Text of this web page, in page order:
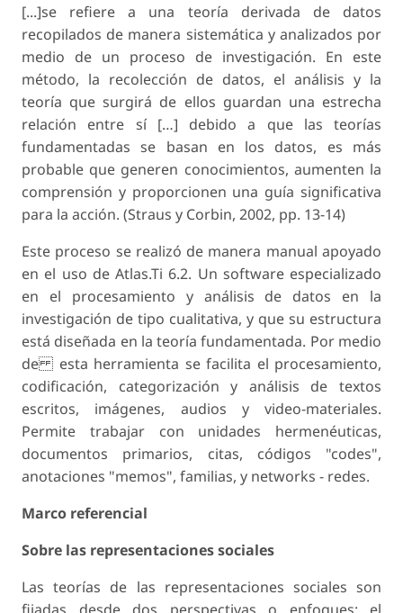
[...]se refiere a una teoría derivada de datos
recopilados de manera sistemática y analizados por
medio de un proceso de investigación. En este
método, la recolección de datos, el análisis y la
teoría que surgirá de ellos guardan una estrecha
relación entre sí […] debido a que las teorías
fundamentadas se basan en los datos, es más
probable que generen conocimientos, aumenten la
comprensión y proporcionen una guía significativa
para la acción. (Straus y Corbin, 2002, pp. 13-14)
Este proceso se realizó de manera manual apoyado
en el uso de Atlas.Ti 6.2. Un software especializado
en el procesamiento y análisis de datos en la
investigación de tipo cualitativa, y que su estructura
está diseñada en la teoría fundamentada. Por medio
de esta herramienta se facilita el procesamiento,
codificación, categorización y análisis de textos
escritos, imágenes, audios y video-materiales.
Permite trabajar con unidades hermenéuticas,
documentos primarios, citas, códigos "codes",
anotaciones "memos", familias, y networks - redes.
Marco referencial
Sobre las representaciones sociales
Las teorías de las representaciones sociales son